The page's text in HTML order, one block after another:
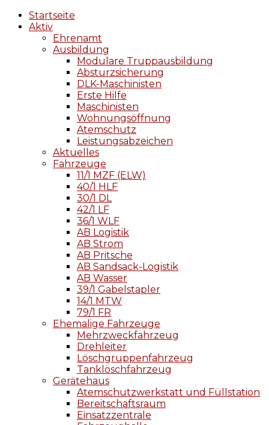
Startseite
Aktiv
Ehrenamt
Ausbildung
Modulare Truppausbildung
Absturzsicherung
DLK-Maschinisten
Erste Hilfe
Maschinisten
Wohnungsöffnung
Atemschutz
Leistungsabzeichen
Aktuelles
Fahrzeuge
11/1 MZF (ELW)
40/1 HLF
30/1 DL
42/1 LF
36/1 WLF
AB Logistik
AB Strom
AB Pritsche
AB Sandsack-Logistik
AB Wasser
39/1 Gabelstapler
14/1 MTW
79/1 FR
Ehemalige Fahrzeuge
Mehrzweckfahrzeug
Drehleiter
Löschgruppenfahrzeug
Tanklöschfahrzeug
Gerätehaus
Atemschutzwerkstatt und Füllstation
Bereitschaftsraum
Einsatzzentrale